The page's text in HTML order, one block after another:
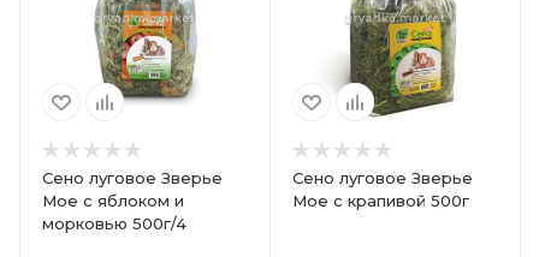
Сено луговое Зверье
Мое с яблоком и
морковью 500г/4
Сено луговое Зверье
Мое с крапивой 500г